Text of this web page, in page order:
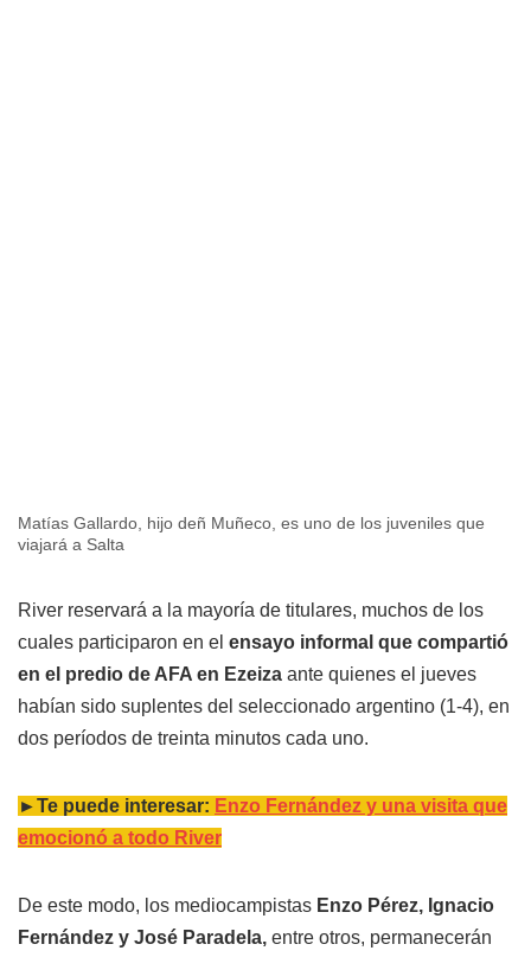
Matías Gallardo, hijo deñ Muñeco, es uno de los juveniles que
viajará a Salta
River reservará a la mayoría de titulares, muchos de los
cuales participaron en el ensayo informal que compartió
en el predio de AFA en Ezeiza ante quienes el jueves
habían sido suplentes del seleccionado argentino (1-4), en
dos períodos de treinta minutos cada uno.
►Te puede interesar: Enzo Fernández y una visita que
emocionó a todo River
De este modo, los mediocampistas Enzo Pérez, Ignacio
Fernández y José Paradela, entre otros, permanecerán